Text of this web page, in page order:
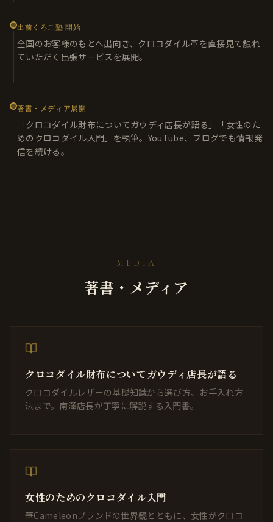
出前くろこ塾 開始
全国のお客様のもとへ出向き、クロコダイル革を直接見て触れ
ていただく出張サービスを展開。
著書・メディア展開
「クロコダイル財布についてガウディ店長が語る」「女性のた
めのクロコダイル入門」を執筆。YouTube、ブログでも情報発
信を続ける。
MEDIA
著書・メディア
クロコダイル財布についてガウディ店長が語る
クロコダイルレザーの基礎知識から選び方、お手入れ方
法まで。南澤店長が丁寧に解説する入門書。
女性のためのクロコダイル入門
華Cameleonブランドの世界観とともに、女性がクロコ